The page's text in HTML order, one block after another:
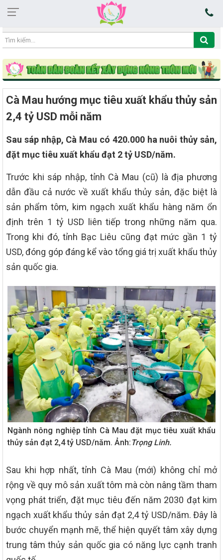
06:39:00 06/08/2026
Cà Mau hướng mục tiêu xuất khẩu thủy sản
2,4 tỷ USD mỗi năm
Sau sáp nhập, Cà Mau có 420.000 ha nuôi thủy sản,
đặt mục tiêu xuất khẩu đạt 2 tỷ USD/năm.
Trước khi sáp nhập, tỉnh Cà Mau (cũ) là địa phương
dẫn đầu cả nước về xuất khẩu thủy sản, đặc biệt là
sản phẩm tôm, kim ngạch xuất khẩu hàng năm ổn
định trên 1 tỷ USD liên tiếp trong những năm qua.
Trong khi đó, tỉnh Bạc Liêu cũng đạt mức gần 1 tỷ
USD, đóng góp đáng kể vào tổng giá trị xuất khẩu thủy
sản quốc gia.
Ngành nông nghiệp tỉnh Cà Mau đặt mục tiêu xuất khẩu
thủy sản đạt 2,4 tỷ USD/năm. Ảnh: Trọng Linh.
Sau khi hợp nhất, tỉnh Cà Mau (mới) không chỉ mở
rộng về quy mô sản xuất tôm mà còn nâng tầm tham
vọng phát triển, đặt mục tiêu đến năm 2030 đạt kim
ngạch xuất khẩu thủy sản đạt 2,4 tỷ USD/năm. Đây là
bước chuyển mạnh mẽ, thể hiện quyết tâm xây dựng
trung tâm thủy sản quốc gia có năng lực cạnh tranh